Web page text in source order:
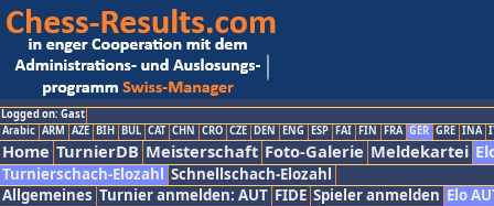
Logged on: Gast
Arabic ARM AZE BIH BUL CAT CHN CRO CZE DEN ENG ESP FAI FIN FRA GER GRE INA
Home TurnierDB Meisterschaft Foto-Galerie Meldekartei
Turnierschach-Elozahl Schnellschach-Elozahl
Allgemeines Turnier anmelden: AUT FIDE Spieler anmelden Elo